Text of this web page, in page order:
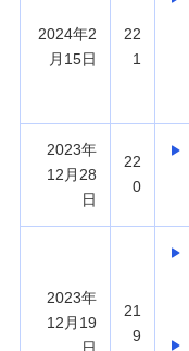
2024年2
月15日
22
1
2023年
12月28
日
22
0
2023年
12月19
21
9